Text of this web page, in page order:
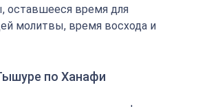
оставшееся время для
молитвы, время восхода и
по Ханафи